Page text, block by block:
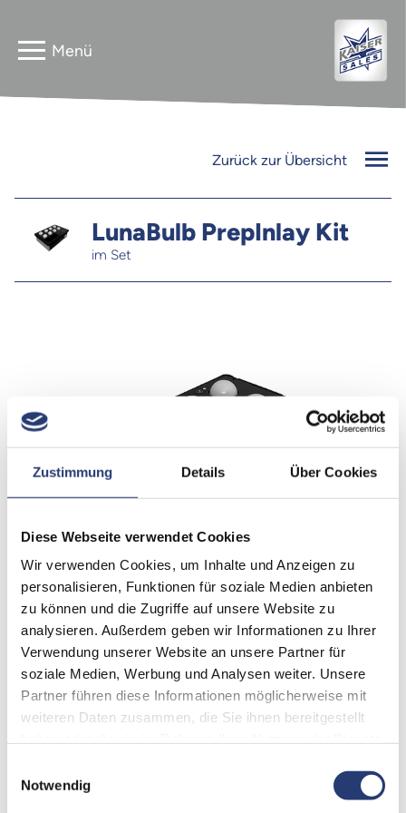
Zustimmung Details Über Cookies
Diese Webseite verwendet Cookies
Wir verwenden Cookies, um Inhalte und Anzeigen zu
personalisieren, Funktionen für soziale Medien anbieten
zu können und die Zugriffe auf unsere Website zu
analysieren. Außerdem geben wir Informationen zu Ihrer
Verwendung unserer Website an unsere Partner für
soziale Medien, Werbung und Analysen weiter. Unsere
Partner führen diese Informationen möglicherweise mit
weiteren Daten zusammen, die Sie ihnen bereitgestellt
Notwendig
Gebrauchtverkauf
Vermieter
Kontakt
Newsletter
Zurück zur Übersicht
LunaBulb PrepInlay Kit
im Set
Zum Warenkorb hinzufügen
Kit mit 8 LunaBulbs, die in einem PrepInlay aufbewahrt